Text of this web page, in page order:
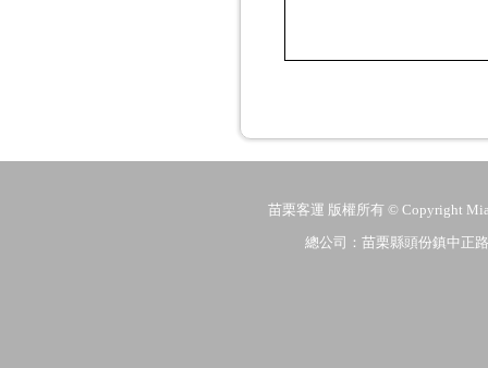
苗栗客運 版權所有 © Copyright
總公司：苗栗縣頭份鎮中正